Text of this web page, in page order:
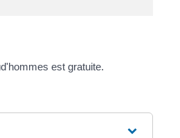
est gratuite.